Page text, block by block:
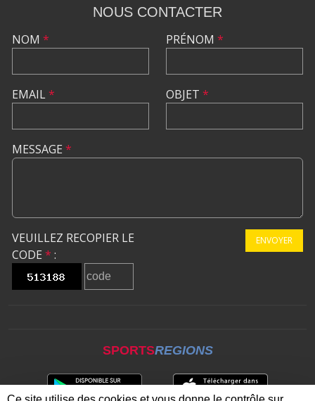
NOUS CONTACTER
NOM *
EMAIL*
PRÉNOM *
OBJET *
MESSAGE *
VEUILLEZ RECOPIER LE
CODE * :
ENVOYER
SPORTSREGIONS